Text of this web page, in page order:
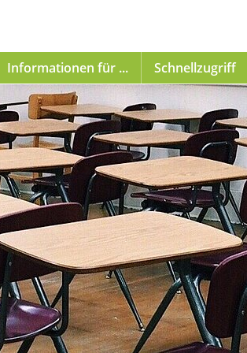
Informationen für ... Schnellzugriff